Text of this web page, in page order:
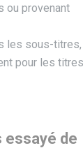
ou provenant
les sous-
pour les
essayé de